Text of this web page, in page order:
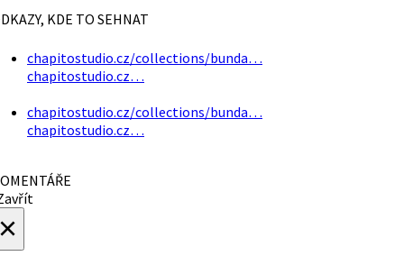
KDE TO SEHNAT
chapitostudio.cz/collections/bunda…
chapitostudio.cz…
chapitostudio.cz/collections/bunda…
chapitostudio.cz…